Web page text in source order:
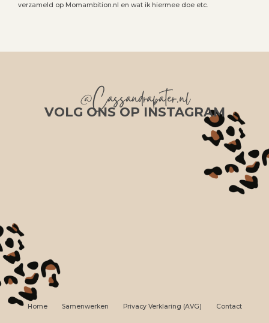
verzameld op Momambition.nl en wat ik hiermee doe etc.
@Cassandrapater.nl
VOLG ONS OP INSTAGRAM
Home Samenwerken Privacy Verklaring (AVG) Contact